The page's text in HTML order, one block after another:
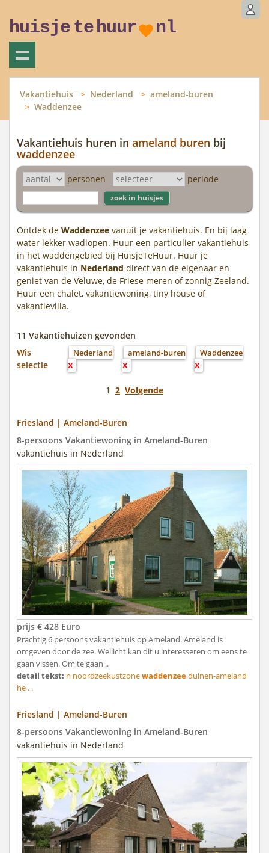
huisje tehuur nl
Vakantiehuis Nederland
ameland-buren
Waddenzee
Vakantiehuis huren in ameland buren bij
waddenzee
personen periode
Ontdek de Waddenzee vanuit je vakantiehuis. En bij laag
water lekker wadlopen. Huur een particulier vakantiehuis
in het waddengebied bij HuisjeTeHuur. Huur je
vakantiehuis in Nederland direct van de eigenaar en
geniet van de Veluwe, de Friese meren of zonnig Zeeland.
Huur een chalet, vakantiewoning, tiny house of
vakantievilla.
11 Vakantiehuizen gevonden
Wis
selectie
Nederland
X
ameland-buren
X
Waddenzee
X
1 2 Volgende
Friesland | Ameland-Buren
8-persoons Vakantiewoning in Ameland-Buren
vakantiehuis in Nederland
prijs € 428 Euro
Prachtig 6 persoons vakantiehuis op Ameland. Ameland is
omgeven door de zee. Wellicht kan dit u interesseren om eens te
gaan vissen. Om te gaan ..
detail tekst: n noordzeekustzonewaddenzeeduinen-ameland
he . .
Friesland | Ameland-Buren
8-persoons Vakantiewoning in Ameland-Buren
vakantiehuis in Nederland